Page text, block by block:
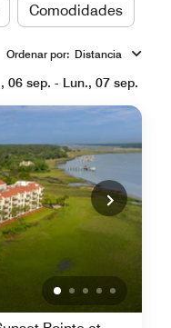
Comodidades
Ordenar por: Distancia
06 sep. - Lun., 07 sep.